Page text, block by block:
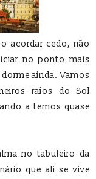
acordar cedo, não
no ponto mais
ainda. Vamos
raios do Sol
a temos quase
no tabuleiro da
que ali se vive